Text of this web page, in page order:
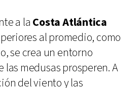
a la Costa Atlántica
al promedio, como
se crea un entorno
las medusas prosperen. A
del viento y las